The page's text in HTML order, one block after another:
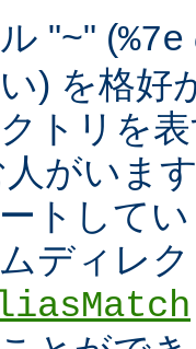
"~" (%7e
) を格好
トリを
がいま
トして
ディレ